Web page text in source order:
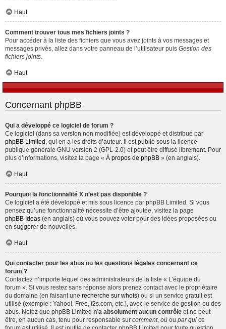
Haut
Comment trouver tous mes fichiers joints ?
Pour accéder à la liste des fichiers que vous avez joints à vos messages et
messages privés, allez dans votre panneau de l’utilisateur puis Gestion des
fichiers joints
Haut
Concernant phpBB
Qui a développé ce logiciel de forum ?
Ce logiciel (dans sa version non modifiée) est développé et distribué par
phpBB Limited , qui en a les droits d’auteur. Il est publié sous la licence
publique générale GNU version 2 (GPL-2.0) et peut être diffusé librement. Pour
plus d’informations, visitez la page « À propos de phpBB » (en anglais).
Haut
Pourquoi la fonctionnalité X n’est pas disponible ?
Ce logiciel a été développé et mis sous licence par phpBB Limited. Si vous
pensez qu’une fonctionnalité nécessite d’être ajoutée, visitez la page
phpBB Ideas (en anglais) où vous pouvez voter pour des idées proposées ou
en suggérer de nouvelles.
Haut
Qui contacter pour les abus ou les questions légales concernant ce
forum ?
Contactez n’importe lequel des administrateurs de la liste « L’équipe du
forum ». Si vous restez sans réponse alors prenez contact avec le propriétaire
du domaine (en faisant une recherche sur whois) ou si un service gratuit est
utilisé (exemple : Yahoo!, Free, f2s.com, etc.), avec le service de gestion ou des
abus. Notez que phpBB Limited n’a absolument aucun contrôle et ne peut
être, en aucun cas, tenu pour responsable sur comment, où ou par qui ce